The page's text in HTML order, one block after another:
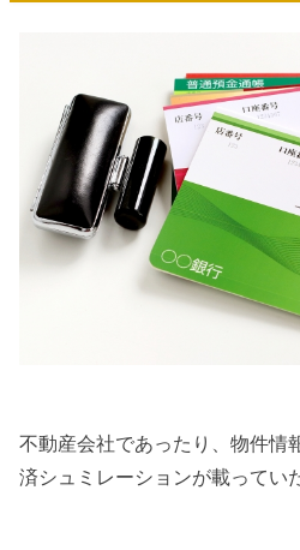
不動産会社であったり、物件情
済シュミレーションが載ってい